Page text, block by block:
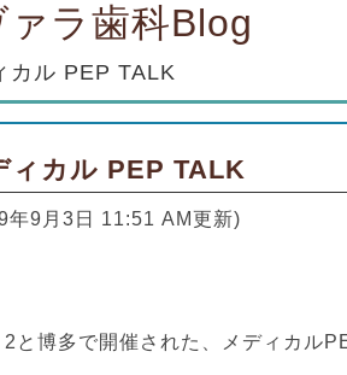
ァラ歯科Blog
カル PEP TALK
ィカル PEP TALK
年9月3日 11:51 AM更新)
と博多で開催された、メディカル